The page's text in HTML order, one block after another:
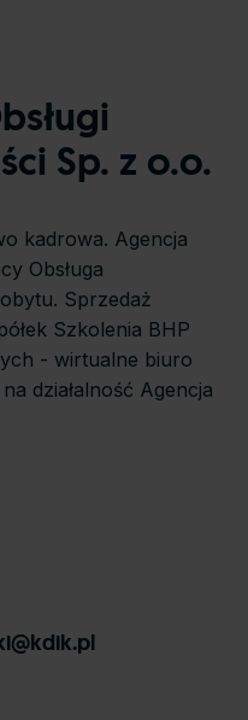
Sp. z o.o.
kadrowa. Agencja
Obsługa
Sprzedaż
Szkolenia BHP
- wirtualne biuro
działalność Agencja